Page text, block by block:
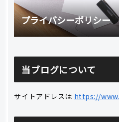
プライバシーポリシー
当ブログについて
サイトアドレスは https://